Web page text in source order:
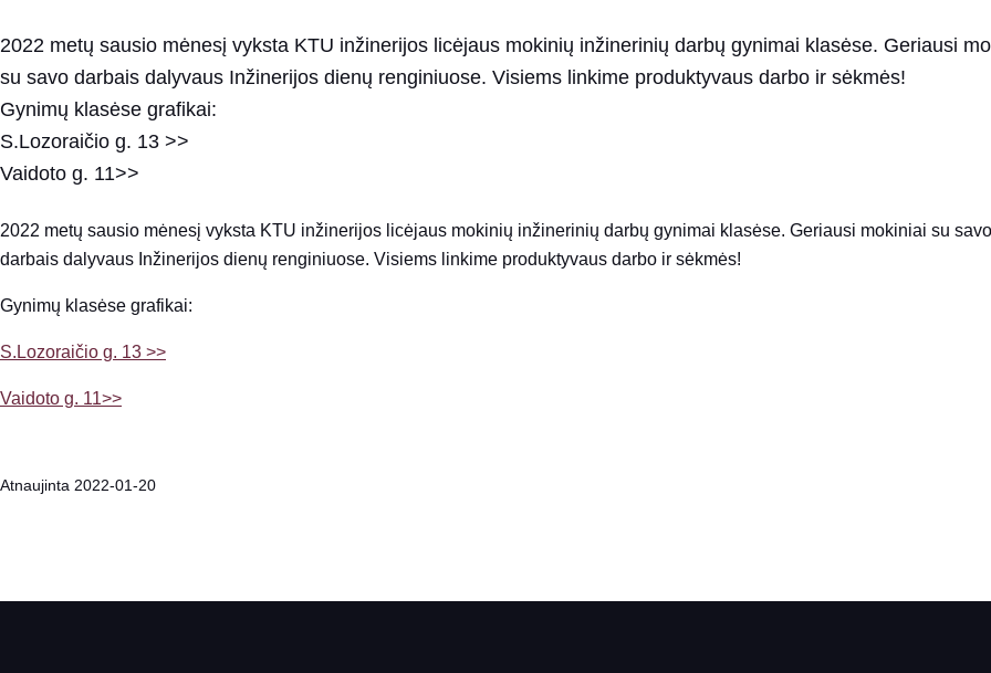
2022 metų sausio mėnesį vyksta KTU inžinerijos licėjaus mokinių inžinerinių darbų gynimai klasėse. Geriausi
su savo darbais dalyvaus Inžinerijos dienų renginiuose. Visiems linkime produktyvaus darbo ir sėkmės!
Gynimų klasėse grafikai:
S.Lozoraičio g. 13 >>
Vaidoto g. 11>>
2022 metų sausio mėnesį vyksta KTU inžinerijos licėjaus mokinių inžinerinių darbų gynimai klasėse. Geriausi mokiniai su savo
darbais dalyvaus Inžinerijos dienų renginiuose. Visiems linkime produktyvaus darbo ir sėkmės!
Gynimų klasėse grafikai:
S.Lozoraičio g. 13 >>
Vaidoto g. 11>>
Atnaujinta 2022-01-20